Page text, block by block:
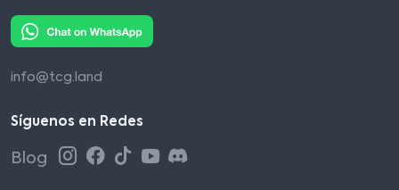
info@tcg.land
Síguenos en Redes
Blog